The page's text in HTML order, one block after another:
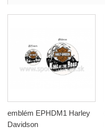
emblém EPHDM1 Harley
Davidson